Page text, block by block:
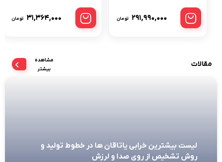
۲۹۱,۹۹۰,۰۰۰ تومان ۳۱,۳۶۴,۰۰۰ تومان
مقالات
مشاهده
بیشتر
لیست بیشترین خرابی‌ یاتاقان ها در خطوط تولید و
روش تشخیص از روی صدا و لرزش